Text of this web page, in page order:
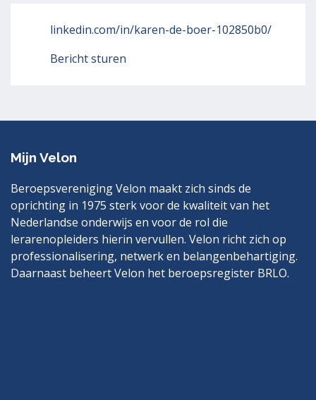
linkedin.com/in/karen-de-boer-102850b0/
Bericht sturen
Mijn Velon
Beroepsvereniging Velon maakt zich sinds de
oprichting in 1975 sterk voor de kwaliteit van het
Nederlandse onderwijs en voor de rol die
lerarenopleiders hierin vervullen. Velon richt zich op
professionalisering, netwerk en belangenbehartiging.
Daarnaast beheert Velon het beroepsregister BRLO.